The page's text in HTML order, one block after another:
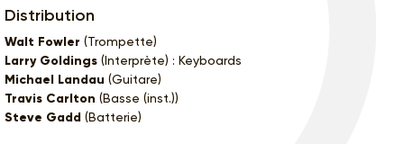
Distribution
Walt Fowler (Trompette)
Larry Goldings (Interprète) : Keyboards
Michael Landau (Guitare)
Travis Carlton (Basse (inst.))
Steve Gadd (Batterie)